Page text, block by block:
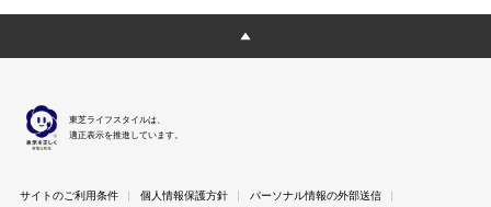
東芝ライフスタイルは、
適正表示を推進しています。
サイトのご利用条件 個人情報保護方針 パーソナル情報の外部送信